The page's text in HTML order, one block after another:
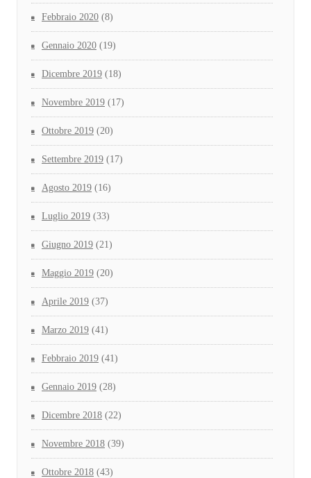
Febbraio 2020 (8)
Gennaio 2020 (19)
Dicembre 2019 (18)
Novembre 2019 (17)
Ottobre 2019 (20)
Settembre 2019 (17)
Agosto 2019 (16)
Luglio 2019 (33)
Giugno 2019 (21)
Maggio 2019 (20)
Aprile 2019 (37)
Marzo 2019 (41)
Febbraio 2019 (41)
Gennaio 2019 (28)
Dicembre 2018 (22)
Novembre 2018 (39)
Ottobre 2018 (43)